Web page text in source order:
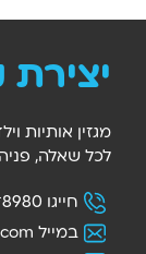
מגזין אותיות
לכל שאלה,
חייגו 8980*
במייל ‫